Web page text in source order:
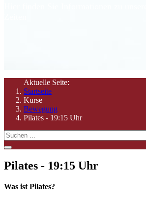
Aktuelle Seite:
Startseite
Kurse
Bewegung
Pilates - 19:15 Uhr
Pilates - 19:15 Uhr
Was ist Pilates?